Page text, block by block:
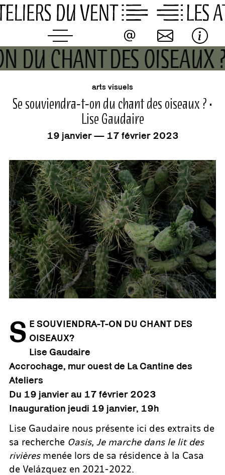
Skip
to
DU CHANT DES
arts visuels
Se souviendra-t-on du chant des oiseaux ? •
Lise Gaudaire
19 janvier — 17 février 2023
S E SOUVIENDRA-T-ON DU CHANT DES
OISEAUX?
Lise Gaudaire
Accrochage, mur ouest de La Cantine des
Ateliers
Du 19 janvier au 17 février 2023
Inauguration jeudi 19 janvier, 19h
Lise Gaudaire nous présente ici des extraits de
sa recherche Oasis, Je marche dans le lit des
rivièresmenée lors de sa résidence à la Casa
de Velázquez en 2021-2022.